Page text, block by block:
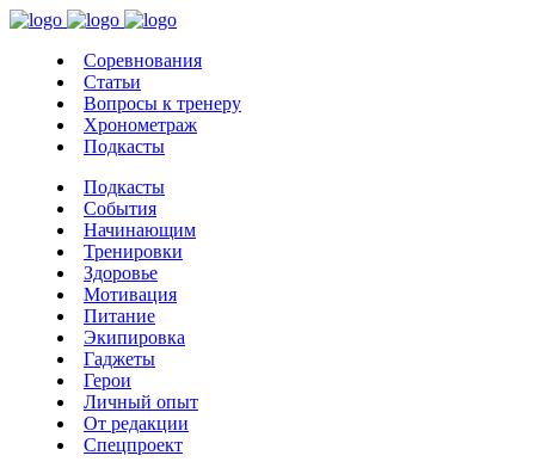
Соревнования
Статьи
Вопросы к тренеру
Хронометраж
Подкасты
Подкасты
События
Начинающим
Тренировки
Здоровье
Мотивация
Питание
Экипировка
Гаджеты
Герои
Личный опыт
От редакции
Спецпроект